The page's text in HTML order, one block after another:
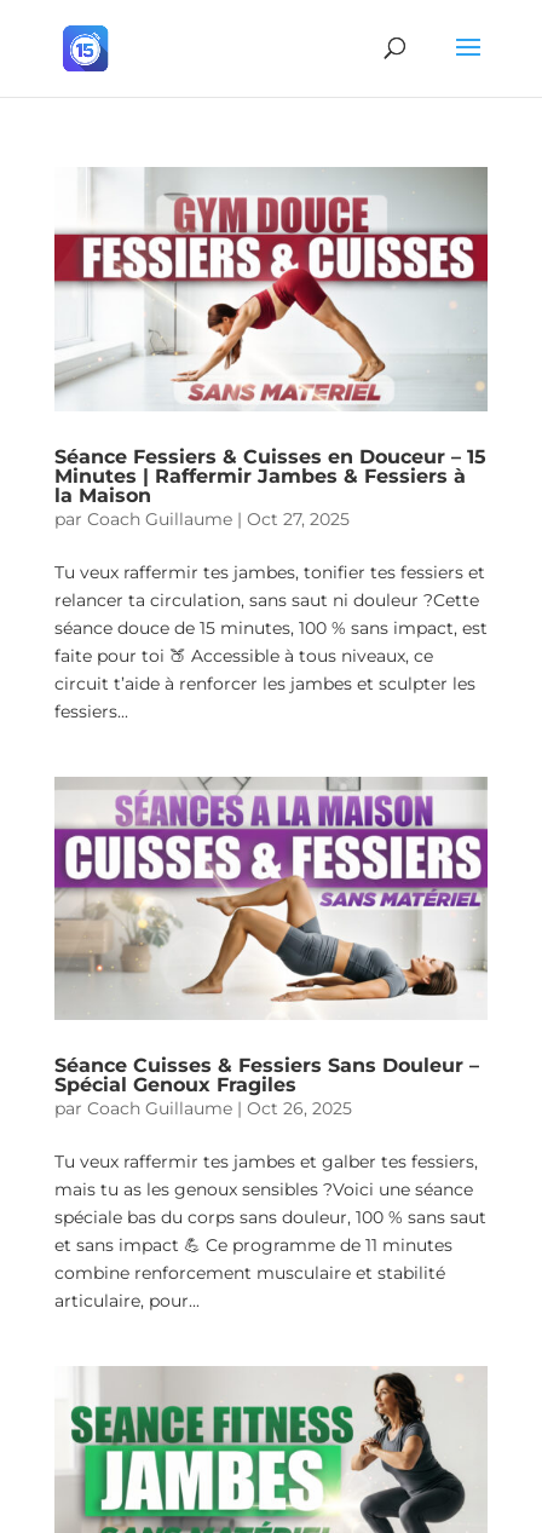
Séance Fessiers & Cuisses en Douceur – 15
Minutes | Raffermir Jambes & Fessiers à
la Maison
par Coach Guillaume| Oct 27, 2025
Tu veux raffermir tes jambes, tonifier tes fessiers et
relancer ta circulation, sans saut ni douleur ?Cette
séance douce de 15 minutes, 100 % sans impact, est
faite pour toi 🍑 Accessible à tous niveaux, ce
circuit t’aide à renforcer les jambes et sculpter les
fessiers...
Séance Cuisses & Fessiers Sans Douleur –
Spécial Genoux Fragiles
par Coach Guillaume| Oct 26, 2025
Tu veux raffermir tes jambes et galber tes fessiers,
mais tu as les genoux sensibles ?Voici une séance
spéciale bas du corps sans douleur, 100 % sans saut
et sans impact 💪 Ce programme de 11 minutes
combine renforcement musculaire et stabilité
articulaire, pour...